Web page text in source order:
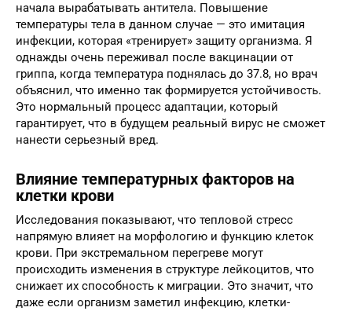
начала вырабатывать антитела. Повышение
температуры тела в данном случае — это имитация
инфекции, которая «тренирует» защиту организма. Я
однажды очень переживал после вакцинации от
гриппа, когда температура поднялась до 37.8, но врач
объяснил, что именно так формируется устойчивость.
Это нормальный процесс адаптации, который
гарантирует, что в будущем реальный вирус не сможет
нанести серьезный вред.
Влияние температурных факторов на
клетки крови
Исследования показывают, что тепловой стресс
напрямую влияет на морфологию и функцию клеток
крови. При экстремальном перегреве могут
происходить изменения в структуре лейкоцитов, что
снижает их способность к миграции. Это значит, что
даже если организм заметил инфекцию, клетки-